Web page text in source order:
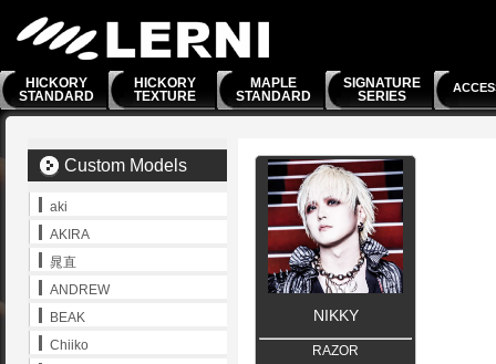
HICKORY
STANDARD
HICKORY
TEXTURE
MAPLE
STANDARD
SIGNATURE
SERIES
NIKKY
RAZOR
Custom Models
aki
AKIRA
晁直
ANDREW
BEAK
Chiiko